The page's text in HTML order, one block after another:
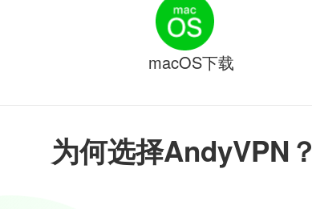
为何选择AndyVPN？
macOS下载